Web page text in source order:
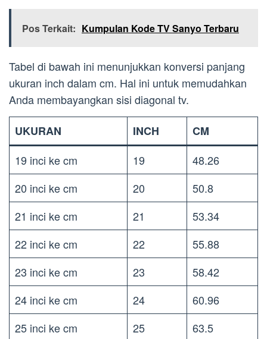
Pos Terkait: Kumpulan Kode TV Sanyo Terbaru
Tabel di bawah ini menunjukkan konversi panjang
ukuran inch dalam cm. Hal ini untuk memudahkan
Anda membayangkan sisi diagonal tv.
UKURAN INCH
CM
19 inci ke cm
19
48.26
20 inci ke cm
20
50.8
21 inci ke cm
21
53.34
22 inci ke cm
22
55.88
23 inci ke cm
23
58.42
24 inci ke cm
24
60.96
25 inci ke cm
25
63.5